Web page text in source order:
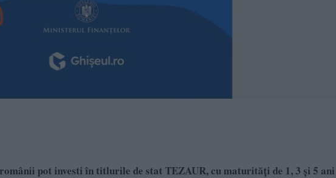
pot investi în titlurile de stat TEZAUR, cu maturități de 1, 3 și 5 ani